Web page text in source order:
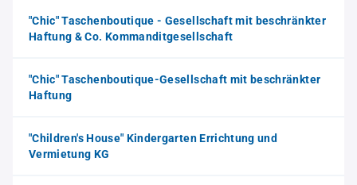
"Chic" Taschenboutique - Gesellschaft mit beschränkter
Haftung & Co. Kommanditgesellschaft
"Chic" Taschenboutique-Gesellschaft mit beschränkter
Haftung
"Children's House" Kindergarten Errichtung und
Vermietung KG